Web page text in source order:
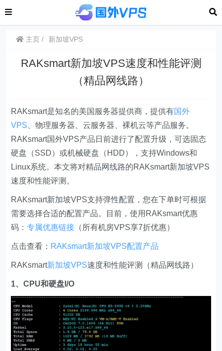
主页 新加坡VPS
RAKsmart新加坡VPS速度和性能评测
（精品网线路）
RAKsmart是知名的美国服务器提供商，提供有国外
VPS 、物理服务器、云服务器、裸机云等产品服务。
RAKsmart国外VPS产品日前进行了配置升级，可选固态
硬盘（SSD）或机械硬盘（HDD），支持Windows和
Linux系统。本文将对精品网线路的RAKsmart新加坡VPS
速度和性能评测。
RAKsmart新加坡VPS支持弹性配置，您在下单时可根据
需要选择合适的配置产品。目前，使用RAKsmart优惠
码：专属优惠链接 （所有机房VPS享7折优惠）
点击查看： RAKsmart新加坡VPS配置产品
RAKsmart新加坡VPS速度和性能评测（精品网线路）
1、CPU和硬盘I/O